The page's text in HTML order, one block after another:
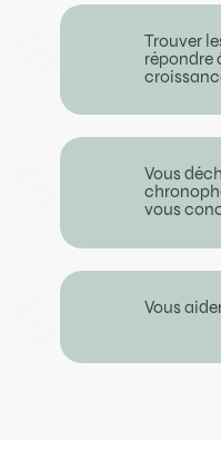
Trouver
répondre
Vous
vous
Vous